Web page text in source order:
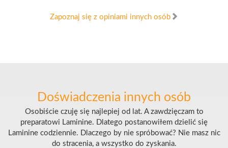
Zapoznaj się z opiniami innych osób
Doświadczenia innych osób
Osobiście czuję się najlepiej od lat. A zawdzięczam to
preparatowi Laminine. Dlatego postanowiłem dzielić się
Laminine codziennie. Dlaczego by nie spróbować? Nie masz nic
do stracenia, a wszystko do zyskania.